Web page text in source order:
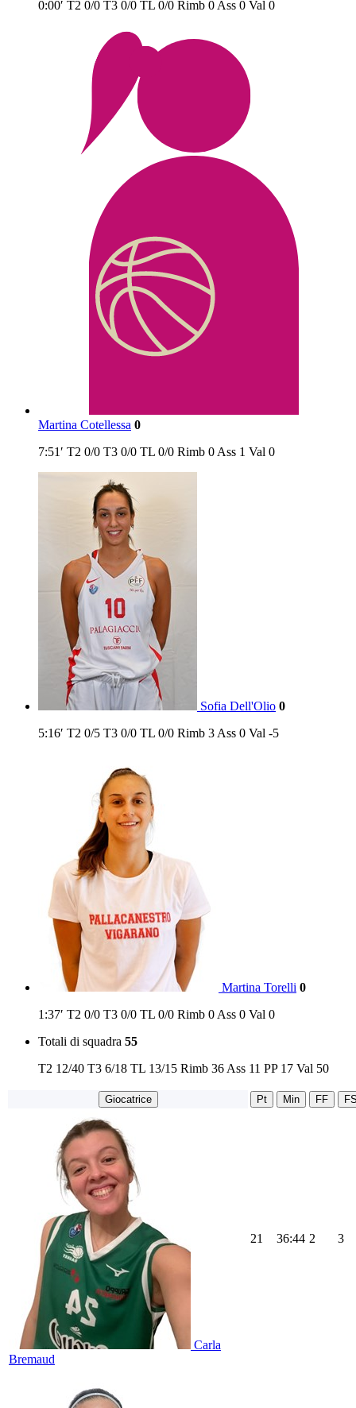
0:00′ T2 0/0 T3 0/0 TL 0/0 Rimb 0 Ass 0 Val 0
Martina Cotellessa 0
7:51′ T2 0/0 T3 0/0 TL 0/0 Rimb 0 Ass 1 Val 0
Sofia Dell'Olio 0
5:16′ T2 0/5 T3 0/0 TL 0/0 Rimb 3 Ass 0 Val -5
Martina Torelli 0
1:37′ T2 0/0 T3 0/0 TL 0/0 Rimb 0 Ass 0 Val 0
Totali di squadra 55
T2 12/40 T3 6/18 TL 13/15 Rimb 36 Ass 11 PP 17 Val 50
Giocatrice Pt Min FF
Carla
Bremaud
21 36:44 2 3